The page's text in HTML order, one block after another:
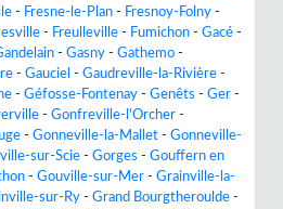
- Fresne-le-Plan - Fresnoy-Folny -
- Freulleville - Fumichon - Gacé -
- Gasny - Gathemo -
- Gauciel - Gaudreville-la-Rivière -
- Géfosse-Fontenay - Genêts - Ger -
- Gonfreville-l'Orcher -
- Gonneville-la-Mallet - Gonneville-
sur-Scie - Gorges - Gouffern en
- Gouville-sur-Mer - Grainville-la-
sur-Ry - Grand Bourgtheroulde -